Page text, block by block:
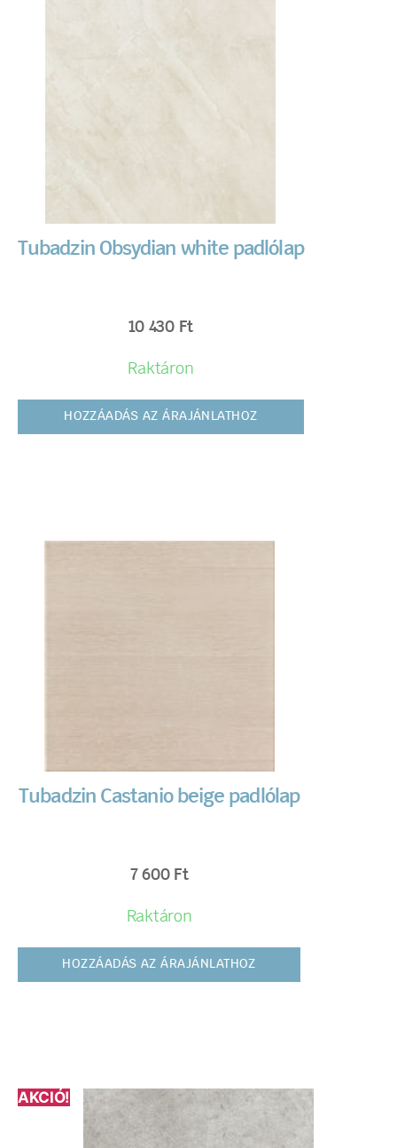
Tubadzin Obsydian white padlólap
10 430 Ft
Raktáron
HOZZÁADÁS AZ ÁRAJÁNLATHOZ
Tubadzin Castanio beige padlólap
7 600 Ft
Raktáron
HOZZÁADÁS AZ ÁRAJÁNLATHOZ
AKCIÓ!